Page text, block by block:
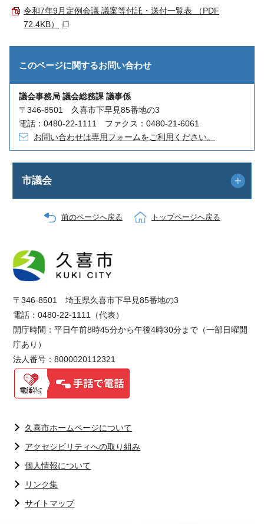
令和7年9月定例会議 議案等付託・送付一覧表 （PDF
72.4KB）
このページに関するお問い合わせ
議会事務局 議会総務課 議事係
〒346-8501 久喜市下早見85番地の3
電話：0480-22-1111 ファクス：0480-21-6061
お問い合わせは専用フォームをご利用ください。
市議会
前のページへ戻る トップページへ戻る
〒346-8501 埼玉県久喜市下早見85番地の3
電話：0480-22-1111（代表）
開庁時間：平日午前8時45分から午後4時30分まで（一部日曜開
庁あり）
法人番号：8000020112321
久喜市ホームページについて
アクセシビリティへの取り組み
個人情報について
リンク集
サイトマップ